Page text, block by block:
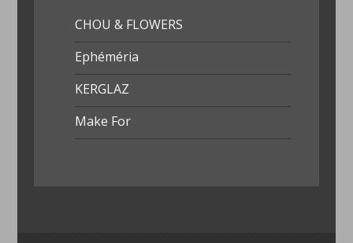
CHOU & FLOWERS
Ephéméria
KERGLAZ
Make For